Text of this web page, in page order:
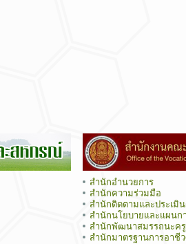
สำนักอำนวยการ
สำนักความร่วมมือ
สำนักติดตามและประเมิ
สำนักนโยบายและแผนก
สำนักพัฒนาสมรรถนะค
สำนักมาตรฐานการอาชี